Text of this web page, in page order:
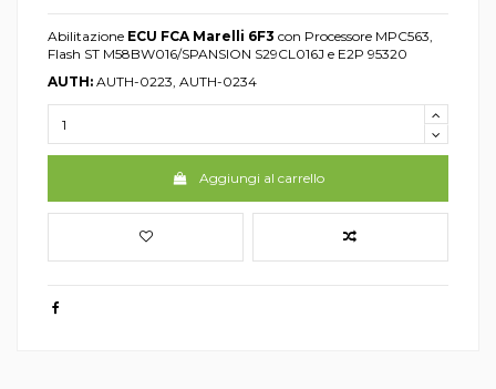
Abilitazione ECU FCA Marelli 6F3 con Processore MPC563,
Flash ST M58BW016/SPANSION S29CL016J e E2P 95320
AUTH: AUTH-0223, AUTH-0234
Aggiungi al carrello